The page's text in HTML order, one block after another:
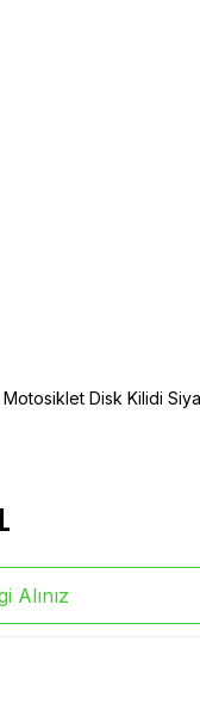
Motosiklet Disk Kilidi
Alınız